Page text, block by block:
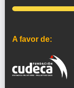
A favor de: